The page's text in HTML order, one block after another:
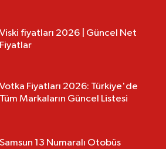
Viski fiyatları 2026 | Güncel Net
Fiyatlar
Votka Fiyatları 2026: Türkiye'de
Tüm Markaların Güncel Listesi
Samsun 13 Numaralı Otobüs